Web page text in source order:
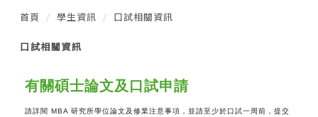
首頁 學生資訊 口試相關資訊
口試相關資訊
有關碩士論文及口試申請
請詳閱 MBA 研究所學位論文及修業注意事項 並請至少於口試一周前，提交